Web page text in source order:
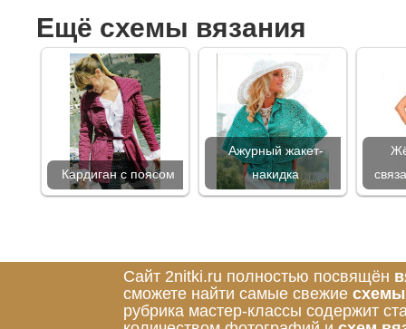
Ещё схемы вязания
Кардиган с поясом
Ажурный жакет-
накидка
Сайт 2nitki.ru полностью посвящён
сможете найти самые свежие схемы
рубрика мастер-классы содержит